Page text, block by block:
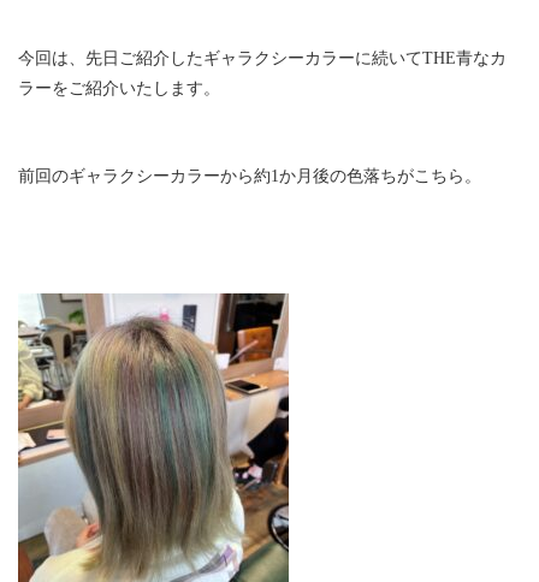
今回は、先日ご紹介したギャラクシーカラーに続いてTHE青なカ
ラーをご紹介いたします。
前回のギャラクシーカラーから約1か月後の色落ちがこちら。